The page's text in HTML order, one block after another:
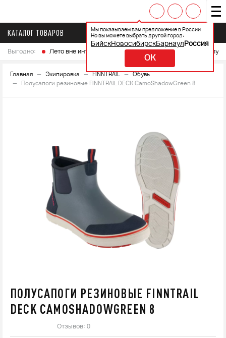
Мы показываем вам предложение в России
Но вы можете выбрать другой город:
БийскНовосибирскБарнаул Россия
OK
КАТАЛОГ ТОВАРОВ
Выгодно: Лето вне интренета Выберите свой мотоцикл и
Главная Экипировка FINNTRAIL
Обувь
Полусапоги резиновые FINNTRAIL DECK CamoShadowGreen 8
ПОЛУСАПОГИ РЕЗИНОВЫЕ FINNTRAIL
DECK CAMOSHADOWGREEN 8
Отзывов: 0